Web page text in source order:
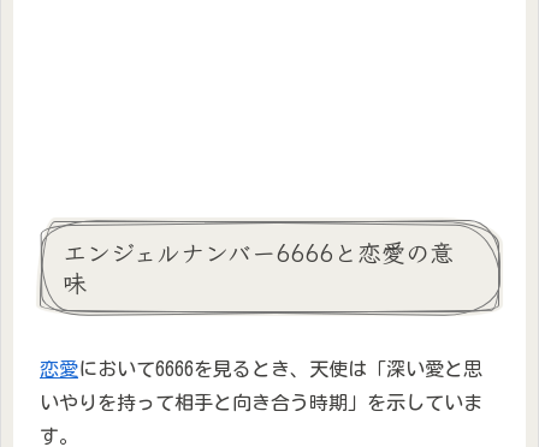
エンジェルナンバー6666と恋愛の意
味
恋愛において6666を見るとき、天使は「深い愛と思
いやりを持って相手と向き合う時期」を示していま
す。